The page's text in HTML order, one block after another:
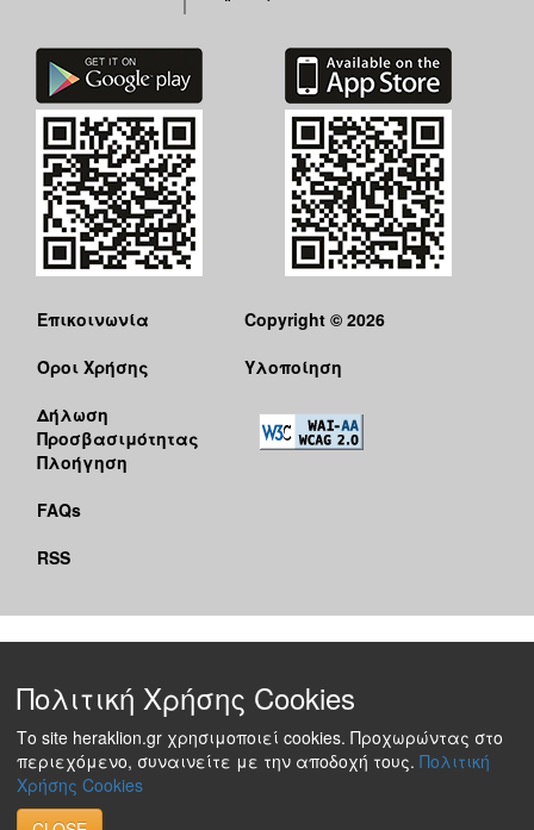
Επικοινωνία
Όροι Χρήσης
Δήλωση
Προσβασιμότητας
Πλοήγηση
FAQs
RSS
Copyright © 2026
Υλοποίηση
Πολιτική Χρήσης Cookies
Το site heraklion.gr χρησιμοποιεί cookies. Προχωρώντας στο
περιεχόμενο, συναινείτε με την αποδοχή τους. Πολιτική
Χρήσης Cookies